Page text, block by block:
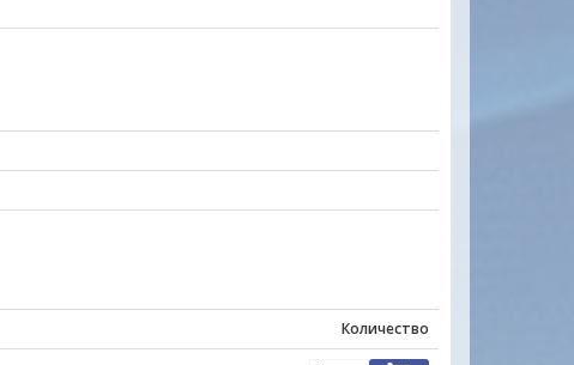
в том, чтобы
удобен прежде всего для
всем Вашим
радуют глаз. Продавец очень
Количество